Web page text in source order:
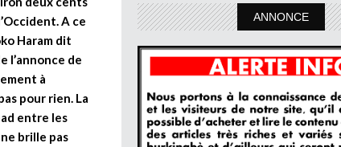
A ce
Haram dit
l’annonce de
à
pour rien. La
entre les
ne brille pas
ANNONCE